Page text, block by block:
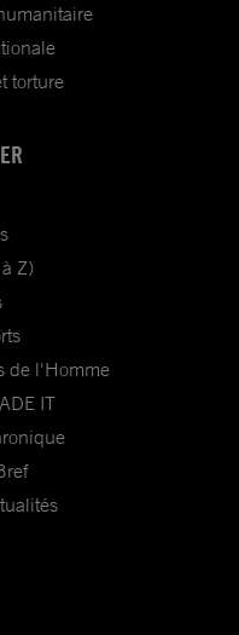
torture
Z)
de l'Homme
IT